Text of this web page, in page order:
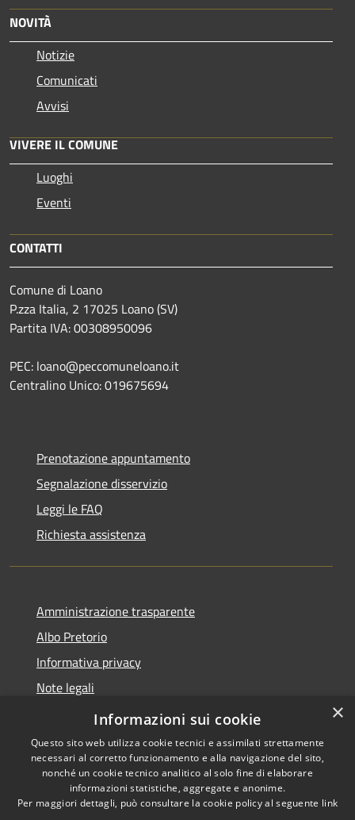
NOVITÀ
Notizie
Comunicati
Avvisi
VIVERE IL COMUNE
Luoghi
Eventi
CONTATTI
Comune di Loano
P.zza Italia, 2 17025 Loano (SV)
Partita IVA: 00308950096
PEC: loano@peccomuneloano.it
Centralino Unico: 019675694
Prenotazione appuntamento
Segnalazione disservizio
Leggi le FAQ
Richiesta assistenza
Amministrazione trasparente
Albo Pretorio
Informativa privacy
Note legali
Dichiarazione di accessibilità
Accessibilità
Copyright © 2026 • Comune di
Loano • Powered by
×
Informazioni sui cookie
Questo sito web utilizza cookie tecnici e assimilati strettamente
necessari al corretto funzionamento e alla navigazione del sito,
nonché un cookie tecnico analitico al solo fine di elaborare
informazioni statistiche, aggregate e anonime.
Per maggiori dettagli, può consultare la cookie policy al seguente link